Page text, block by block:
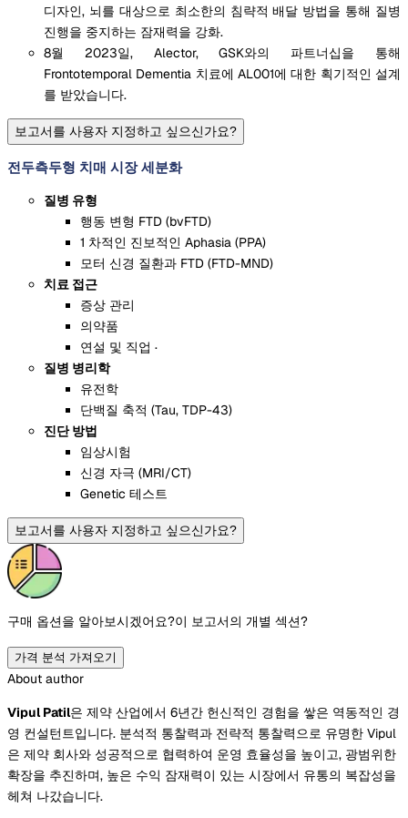
디자인, 뇌를 대상으로 최소한의 침략적 배달 방법을 통해 질병
진행을 중지하는 잠재력을 강화.
8월 2023일, Alector, GSK와의 파트너십을 통해
Frontotemporal Dementia 치료에 AL001에 대한 획기적인 설계
를 받았습니다.
보고서를 사용자 지정하고 싶으신가요?
전두측두형 치매 시장 세분화
질병 유형
행동 변형 FTD (bvFTD)
1 차적인 진보적인 Aphasia (PPA)
모터 신경 질환과 FTD (FTD-MND)
치료 접근
증상 관리
의약품
연설 및 직업 ·
질병 병리학
유전학
단백질 축적 (Tau, TDP-43)
진단 방법
임상시험
신경 자극 (MRI/CT)
Genetic 테스트
보고서를 사용자 지정하고 싶으신가요?
구매 옵션을 알아보시겠어요?이 보고서의 개별 섹션?
가격 분석 가져오기
About author
Vipul Patil은 제약 산업에서 6년간 헌신적인 경험을 쌓은 역동적인 경
영 컨설턴트입니다. 분석적 통찰력과 전략적 통찰력으로 유명한 Vipul
은 제약 회사와 성공적으로 협력하여 운영 효율성을 높이고, 광범위한
확장을 추진하며, 높은 수익 잠재력이 있는 시장에서 유통의 복잡성을
헤쳐 나갔습니다.